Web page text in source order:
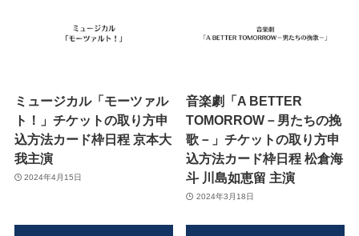
ミュージカル「モーツァル
ト！」チケットの取り方申
込方法カード枠日程 京本大
我主演
2024年4月15日
音楽劇「A BETTER
TOMORROW－男たちの挽
歌－」チケットの取り方申
込方法カード枠日程 松倉海
斗 川島如恵留 主演
2024年3月18日